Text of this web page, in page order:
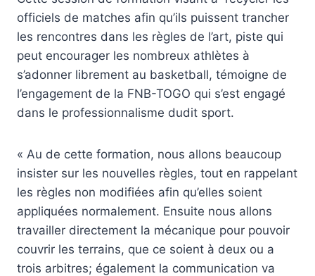
officiels de matches afin qu’ils puissent trancher
les rencontres dans les règles de l’art, piste qui
peut encourager les nombreux athlètes à
s’adonner librement au basketball, témoigne de
l’engagement de la FNB-TOGO qui s’est engagé
dans le professionnalisme dudit sport.
« Au de cette formation, nous allons beaucoup
insister sur les nouvelles règles, tout en rappelant
les règles non modifiées afin qu’elles soient
appliquées normalement. Ensuite nous allons
travailler directement la mécanique pour pouvoir
couvrir les terrains, que ce soient à deux ou a
trois arbitres; également la communication va